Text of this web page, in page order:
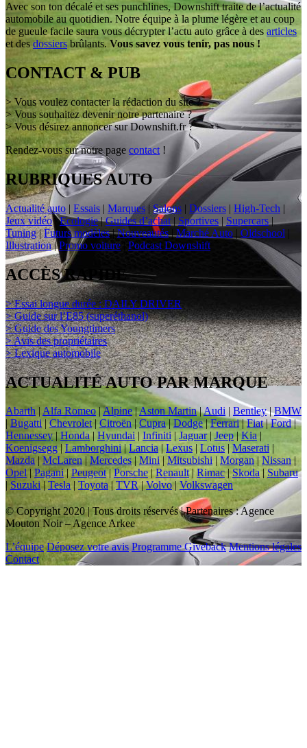
Avec son ton décalé et ses punchlines, Downshift traite de l’actualité
automobile au quotidien. Notre équipe à la plume légère et au coup
de gueule facile saura vous décrypter l’actu auto grâce à des articles
et des dossiers brûlants. Vous savez vous tenir, pas nous !
CONTACT & PUB
> Vous voulez contacter la rédaction du site ?
> Vous souhaitez devenir notre partenaire ?
> Vous désirez annoncer sur Downshift.fr ?
Rendez-vous sur notre page contact !
RUBRIQUES AUTO
Actualité auto | Essais | Marques |Salons | Dossiers | High-Tech |
Jeux vidéo|Ecologie|Guides d’achat | Sportives | Supercars |
Tuning|Futurs modèles|Nouveautés|Marché Auto | Oldschool |
Illustration|Promo voiture Podcast Downshift
ACCÈS RAPIDE
> Essai longue durée : DAILY DRIVER
> Guide sur l’E85 (superéthanol)
> Guide des Youngtimers
> Avis des propriétaires
> Lexique automobile
ACTUALITÉ AUTO PAR MARQUE
Abarth | Alfa Romeo|Alpine|Aston Martin|Audi| Bentley|BMW
| Bugatti|Chevrolet|Citroën |Cupra|Dodge|Ferrari|Fiat|Ford|
Hennessey|Honda| Hyundai |Infiniti |Jaguar| Jeep|Kia |
Koenigsegg|Lamborghini|Lancia|Lexus | Lotus| Maserati |
Mazda |McLaren|Mercedes | Mini | Mitsubishi | Morgan|Nissan|
Opel | Pagani|Peugeot|Porsche|Renault| Rimac|Skoda| Subaru
| Suzuki|Tesla| Toyota | TVR|Volvo|Volkswagen
© Copyright 2020 | Tous droits réservés | Partenaires : Agence
Mouton Noir – Agence Arkee
L’équipe Déposez votre avis Programme Giveback Mentions légales
Contact